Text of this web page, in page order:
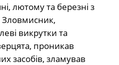
лютому та березні з
Зловмисник,
викрутки та
проникав
засобів, зламував